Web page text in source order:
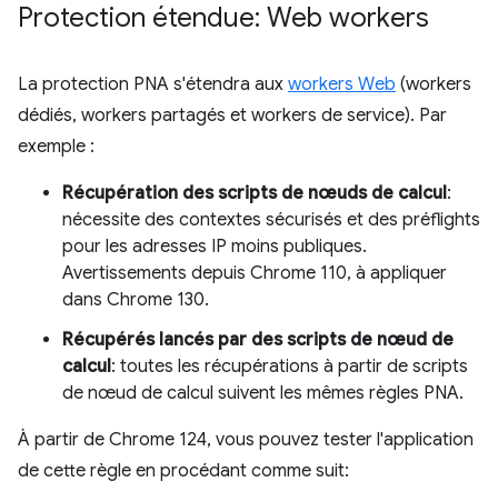
Protection étendue: Web workers
La protection PNA s'étendra aux workers Web (workers
dédiés, workers partagés et workers de service). Par
exemple :
Récupération des scripts de nœuds de calcul:
nécessite des contextes sécurisés et des préflights
pour les adresses IP moins publiques.
Avertissements depuis Chrome 110, à appliquer
dans Chrome 130.
Récupérés lancés par des scripts de nœud de
calcul: toutes les récupérations à partir de scripts
de nœud de calcul suivent les mêmes règles PNA.
À partir de Chrome 124, vous pouvez tester l'application
de cette règle en procédant comme suit: